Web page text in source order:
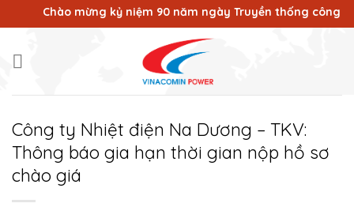
qua
dung
Chào mừng kỷ niệm 90 năm ngày Truyền thống công
Công ty Nhiệt điện Na Dương – TKV:
Thông báo gia hạn thời gian nộp hồ sơ
chào giá